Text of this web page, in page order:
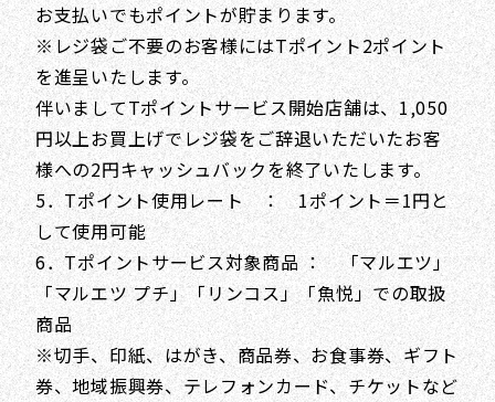
お支払いでもポイントが貯まります。
※レジ袋ご不要のお客様にはTポイント2ポイント
を進呈いたします。
伴いましてTポイントサービス開始店舗は、1,050
円以上お買上げでレジ袋をご辞退いただいたお客
様への2円キャッシュバックを終了いたします。
5．Tポイント使用レート ： 1ポイント＝1円と
して使用可能
6．Tポイントサービス対象商品 ： 「マルエツ」
「マルエツ プチ」「リンコス」「魚悦」での取扱
商品
※切手、印紙、はがき、商品券、お食事券、ギフト
券、地域振興券、テレフォンカード、チケットなど